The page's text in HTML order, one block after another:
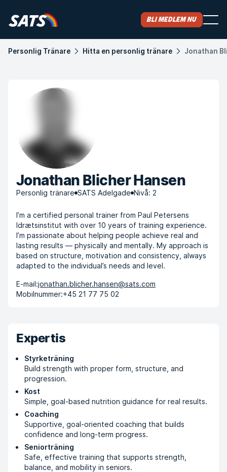
Bli medlem nu
Personlig Tränare Hitta en personlig tränare Jonathan
Jonathan Blicher Hansen
Personlig tränare SATS Adelgade Nivå: 2
I’m a certified personal trainer from Paul Petersens
Idrætsinstitut with over 10 years of training experience.
I’m passionate about helping people achieve real and
lasting results — physically and mentally. My approach is
based on structure, motivation and consistency, always
adapted to the individual’s needs and level.
E-mail:jonathan.blicher.hansen@sats.com
Mobilnummer:+45 21 77 75 02
Expertis
Styrketräning
Build strength with proper form, structure, and
progression.
Kost
Simple, goal-based nutrition guidance for real results.
Coaching
Supportive, goal-oriented coaching that builds
confidence and long-term progress.
Seniorträning
Safe, effective training that supports strength,
balance, and mobility in seniors.